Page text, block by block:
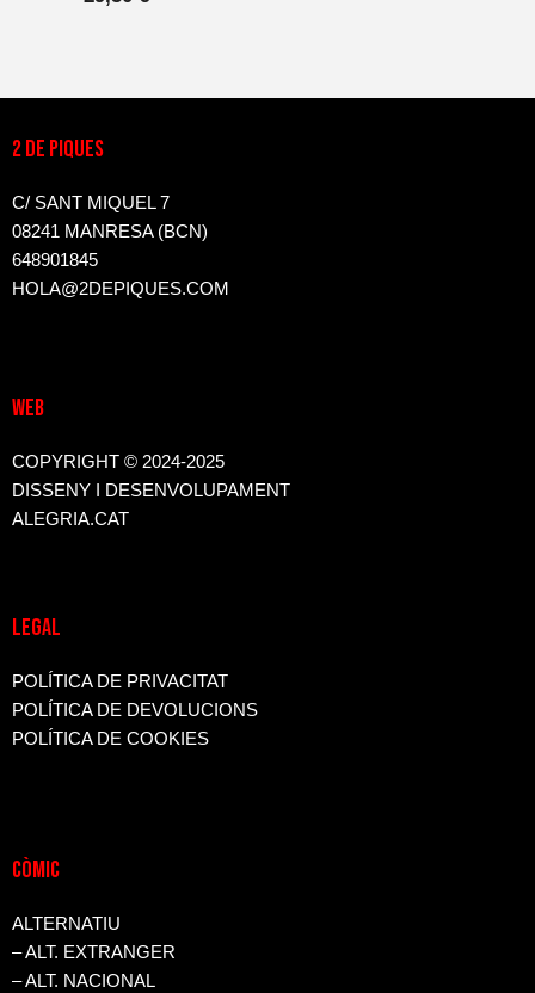
2 DE PIQUES
C/ SANT MIQUEL 7
08241 MANRESA (BCN)
648901845
HOLA@2DEPIQUES.COM
WEB
COPYRIGHT © 2024-2025
DISSENY I DESENVOLUPAMENT
ALEGRIA.CAT
LEGAL
POLÍTICA DE PRIVACITAT
POLÍTICA DE DEVOLUCIONS
POLÍTICA DE COOKIES
CòMIC
ALTERNATIU
– ALT. EXTRANGER
– ALT. NACIONAL